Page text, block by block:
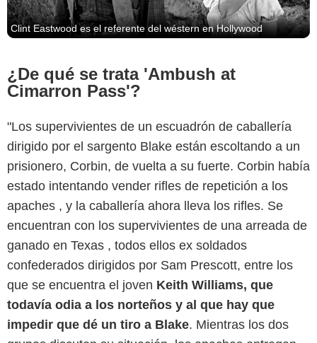
Clint Eastwood es el referente del wéstern en Hollywood
¿De qué se trata 'Ambush at
Cimarron Pass'?
"Los supervivientes de un escuadrón de caballería
dirigido por el sargento Blake están escoltando a un
prisionero, Corbin, de vuelta a su fuerte. Corbin había
estado intentando vender rifles de repetición a los
apaches , y la caballería ahora lleva los rifles. Se
encuentran con los supervivientes de una arreada de
ganado en Texas , todos ellos ex soldados
confederados dirigidos por Sam Prescott, entre los
que se encuentra el joven Keith Williams, que
todavía odia a los norteños y al que hay que
impedir que dé un tiro a Blake. Mientras los dos